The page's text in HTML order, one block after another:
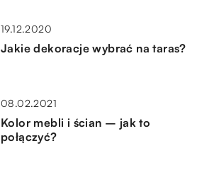
19.12.2020
Jakie dekoracje wybrać na taras?
08.02.2021
Kolor mebli i ścian – jak to
połączyć?